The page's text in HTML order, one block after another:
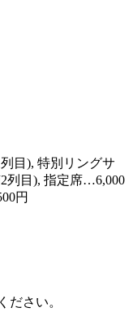
目), 特別リングサ
列目), 指定席…6,000
円
ださい。